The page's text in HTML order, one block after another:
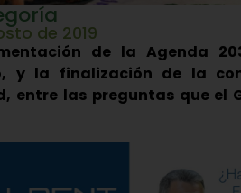
de 2019
de la Agenda
y la finalización de la
entre las preguntas que el